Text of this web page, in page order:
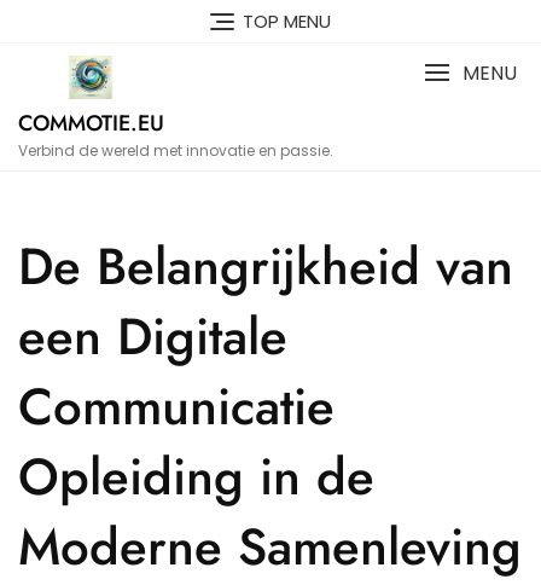
TOP MENU
COMMOTIE.EU
Verbind de wereld met innovatie en passie.
MENU
De Belangrijkheid van
een Digitale
Communicatie
Opleiding in de
Moderne Samenleving